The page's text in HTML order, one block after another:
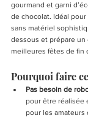
gourmand et garni
de chocolat. Idéal
sans matériel
dessous et prépare
meilleures fêtes de fin
Pourquoi faire
Pas besoin de
pour être réalisée
pour les amateurs